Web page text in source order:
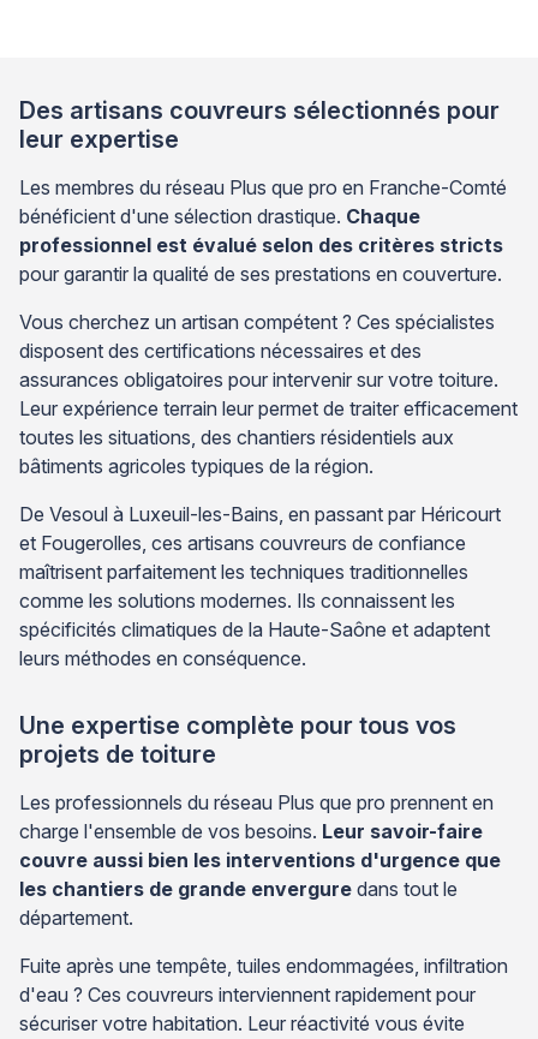
Des artisans couvreurs sélectionnés pour
leur expertise
Les membres du réseau Plus que pro en Franche-Comté
bénéficient d'une sélection drastique. Chaque
professionnel est évalué selon des critères stricts
pour garantir la qualité de ses prestations en couverture.
Vous cherchez un artisan compétent ? Ces spécialistes
disposent des certifications nécessaires et des
assurances obligatoires pour intervenir sur votre toiture.
Leur expérience terrain leur permet de traiter efficacement
toutes les situations, des chantiers résidentiels aux
bâtiments agricoles typiques de la région.
De Vesoul à Luxeuil-les-Bains, en passant par Héricourt
et Fougerolles, ces artisans couvreurs de confiance
maîtrisent parfaitement les techniques traditionnelles
comme les solutions modernes. Ils connaissent les
spécificités climatiques de la Haute-Saône et adaptent
leurs méthodes en conséquence.
Une expertise complète pour tous vos
projets de toiture
Les professionnels du réseau Plus que pro prennent en
charge l'ensemble de vos besoins. Leur savoir-faire
couvre aussi bien les interventions d'urgence que
les chantiers de grande envergure dans tout le
département.
Fuite après une tempête, tuiles endommagées, infiltration
d'eau ? Ces couvreurs interviennent rapidement pour
sécuriser votre habitation. Leur réactivité vous évite